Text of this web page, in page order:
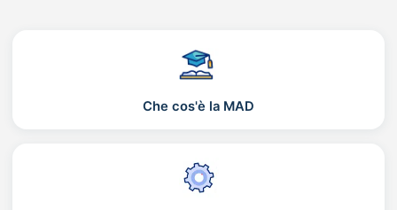
Che cos'è la MAD